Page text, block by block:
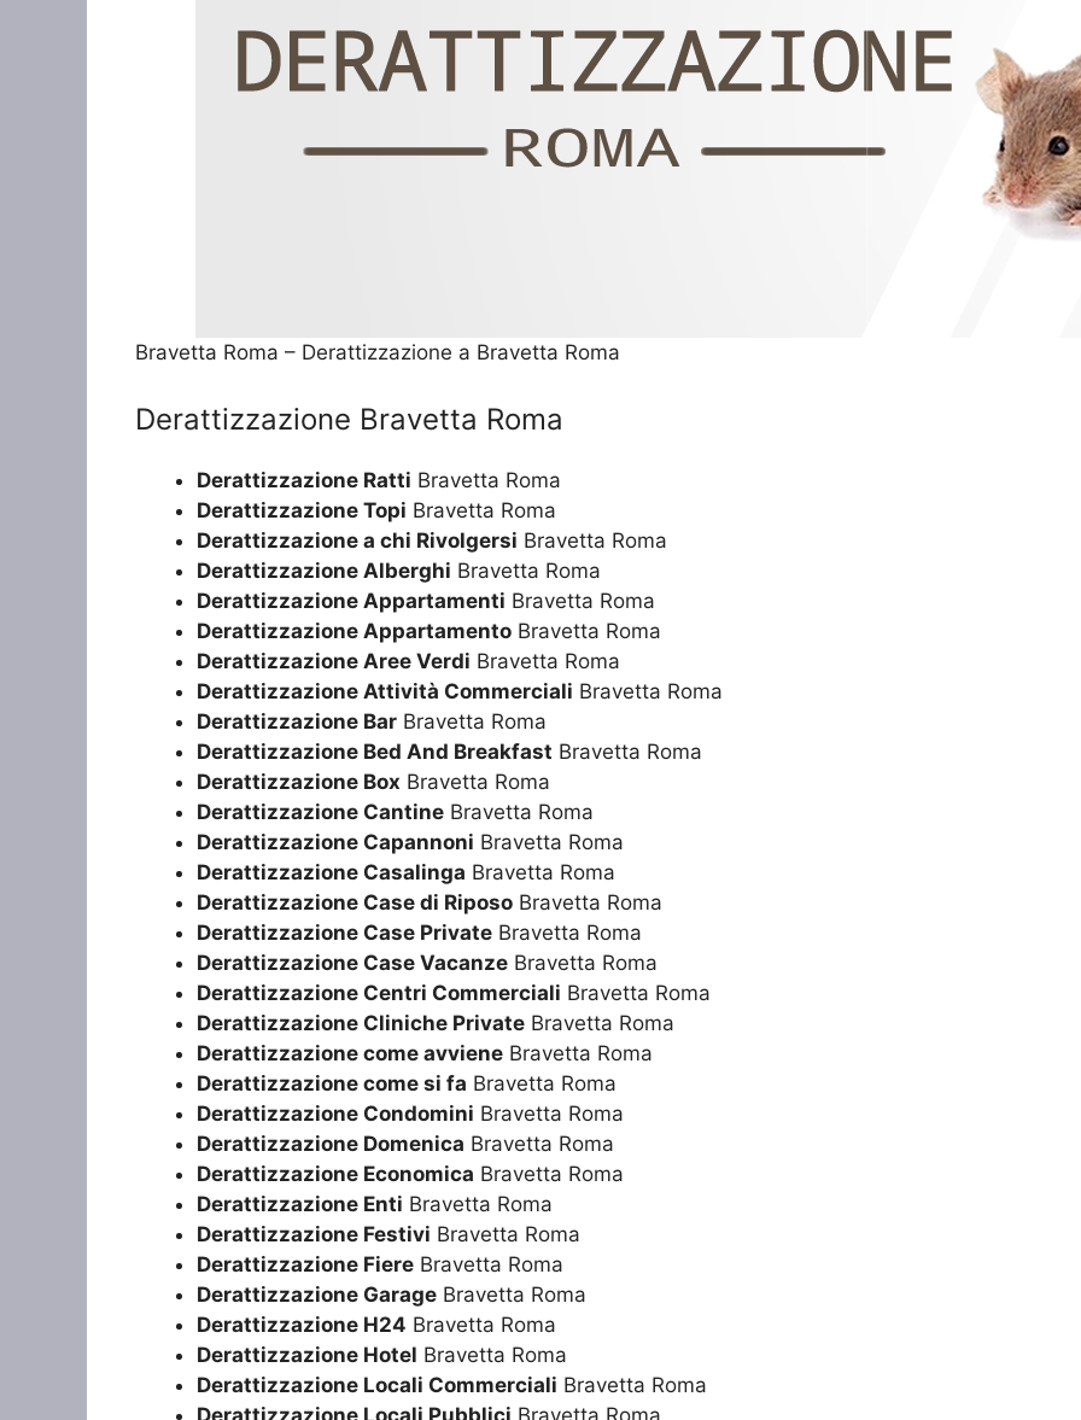
Bravetta Roma – Derattizzazione a Bravetta Roma
Derattizzazione Bravetta Roma
Derattizzazione Ratti Bravetta Roma
Derattizzazione Topi Bravetta Roma
Derattizzazione a chi Rivolgersi Bravetta Roma
Derattizzazione Alberghi Bravetta Roma
Derattizzazione Appartamenti Bravetta Roma
Derattizzazione Appartamento Bravetta Roma
Derattizzazione Aree Verdi Bravetta Roma
Derattizzazione Attività Commerciali Bravetta Roma
Derattizzazione Bar Bravetta Roma
Derattizzazione Bed And Breakfast Bravetta Roma
Derattizzazione Box Bravetta Roma
Derattizzazione Cantine Bravetta Roma
Derattizzazione Capannoni Bravetta Roma
Derattizzazione Casalinga Bravetta Roma
Derattizzazione Case di Riposo Bravetta Roma
Derattizzazione Case Private Bravetta Roma
Derattizzazione Case Vacanze Bravetta Roma
Derattizzazione Centri Commerciali Bravetta Roma
Derattizzazione Cliniche Private Bravetta Roma
Derattizzazione come avviene Bravetta Roma
Derattizzazione come si fa Bravetta Roma
Derattizzazione Condomini Bravetta Roma
Derattizzazione Domenica Bravetta Roma
Derattizzazione Economica Bravetta Roma
Derattizzazione Enti Bravetta Roma
Derattizzazione Festivi Bravetta Roma
Derattizzazione Fiere Bravetta Roma
Derattizzazione Garage Bravetta Roma
Derattizzazione H24 Bravetta Roma
Derattizzazione Hotel Bravetta Roma
Derattizzazione Locali Commerciali Bravetta Roma